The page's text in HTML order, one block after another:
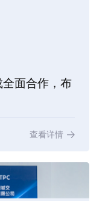
面合作，布
查看详情